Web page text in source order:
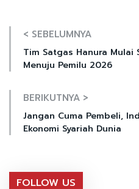
< SEBELUMNYA
Tim Satgas Hanura Mulai
Menuju Pemilu 2026
BERIKUTNYA >
Jangan Cuma Pembeli,
Ekonomi Syariah Dunia
FOLLOW US